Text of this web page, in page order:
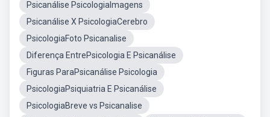
Psicanálise PsicologiaImagens
Psicanálise X PsicologiaCerebro
PsicologiaFoto Psicanalise
Diferença EntrePsicologia E Psicanálise
Figuras ParaPsicanálise Psicologia
PsicologiaPsiquiatria E Psicanálise
PsicologiaBreve vs Psicanalise